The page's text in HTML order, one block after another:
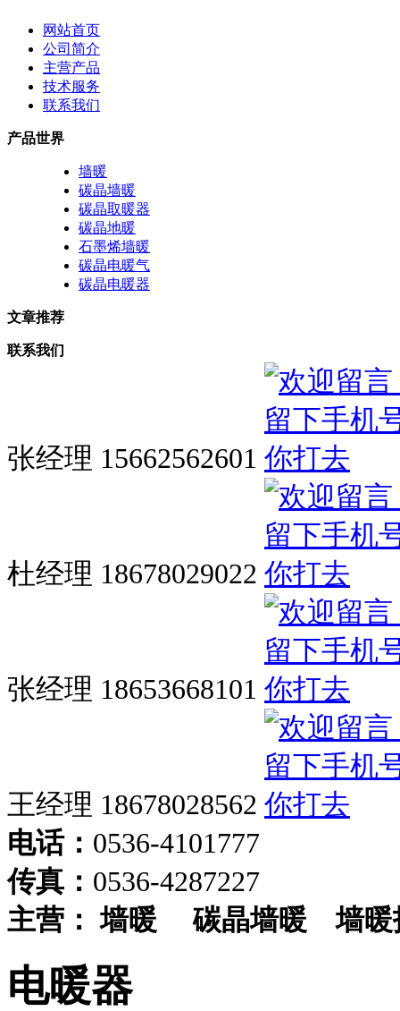
网站首页
公司简介
主营产品
技术服务
联系我们
产品世界
墙暖
碳晶墙暖
碳晶取暖器
碳晶地暖
石墨烯墙暖
碳晶电暖气
碳晶电暖器
文章推荐
联系我们
张经理 15662562601
杜经理 18678029022
张经理 18653668101
王经理 18678028562
电话： 0536-4101777
传真： 0536-4287227
主营： 墙暖碳晶墙暖墙暖
电暖器